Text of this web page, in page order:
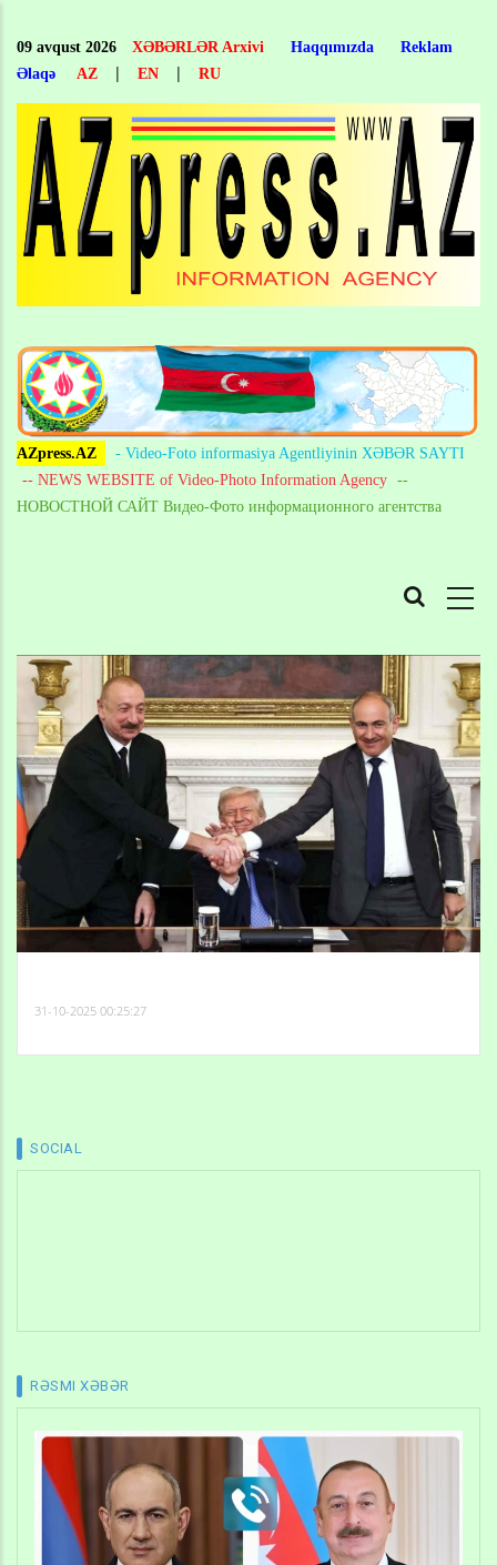
main
content
09 avqust 2026 XƏBƏRLƏR Arxivi Haqqımızda
Reklam
Əlaqə
AZ | EN | RU
AZpress.AZ
- Video-Foto informasiya Agentliyinin XƏBƏR SAYTI
-- NEWS WEBSITE of Video-Photo Information Agency --
НОВОСТНОЙ САЙТ Видео-Фото информационного агентства
31-10-2025 00:25:27
SOCIAL
RƏSMI XƏBƏR